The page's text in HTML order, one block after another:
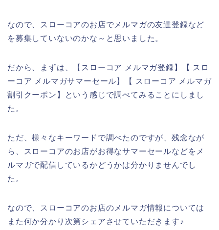
なので、スローコアのお店でメルマガの友達登録など
を募集していないのかな～と思いました。
だから、まずは、【スローコア メルマガ登録】【 スロ
ーコア メルマガサマーセール】【 スローコア メルマガ
割引クーポン】という感じで調べてみることにしまし
た。
ただ、様々なキーワードで調べたのですが、残念なが
ら、スローコアのお店がお得なサマーセールなどをメ
ルマガで配信しているかどうかは分かりませんでし
た。
なので、スローコアのお店のメルマガ情報については
また何か分かり次第シェアさせていただきます♪